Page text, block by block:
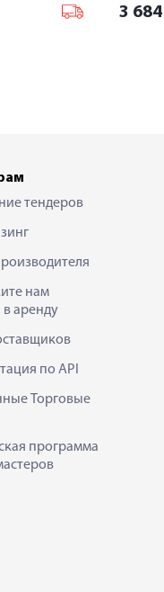
3 684
тендеров
нам
аренду
по API
Торговые
программа